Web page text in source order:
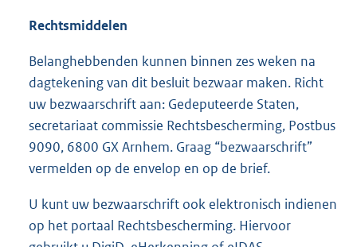
Rechtsmiddelen
Belanghebbenden kunnen binnen zes weken na
dagtekening van dit besluit bezwaar maken. Richt
uw bezwaarschrift aan: Gedeputeerde Staten,
secretariaat commissie Rechtsbescherming, Postbus
9090, 6800 GX Arnhem. Graag “bezwaarschrift”
vermelden op de envelop en op de brief.
U kunt uw bezwaarschrift ook elektronisch indienen
op het portaal Rechtsbescherming. Hiervoor